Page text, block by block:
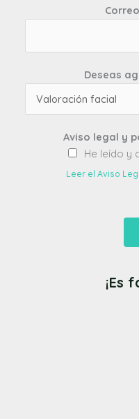
Deseas
Aviso legal y
He leído y
Leer el Aviso
¡Es